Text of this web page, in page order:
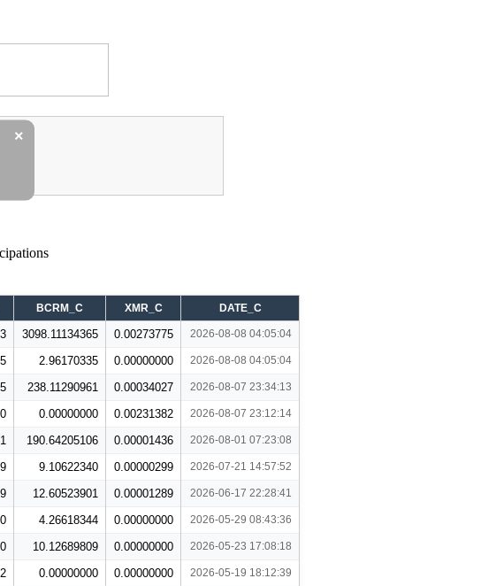
×
BCRM_C XMR_C DATE_C
3098.11134365 0.00273775 2026-08-08 04:05:04
2.96170335 0.00000000 2026-08-08 04:05:04
238.11290961 0.00034027 2026-08-07 23:34:13
0.00000000 0.00231382 2026-08-07 23:12:14
190.64205106 0.00001436 2026-08-01 07:23:08
9.10622340 0.00000299 2026-07-21 14:57:52
12.60523901 0.00001289 2026-06-17 22:28:41
4.26618344 0.00000000 2026-05-29 08:43:36
10.12689809 0.00000000 2026-05-23 17:08:18
0.00000000 0.00000000 2026-05-19 18:12:39